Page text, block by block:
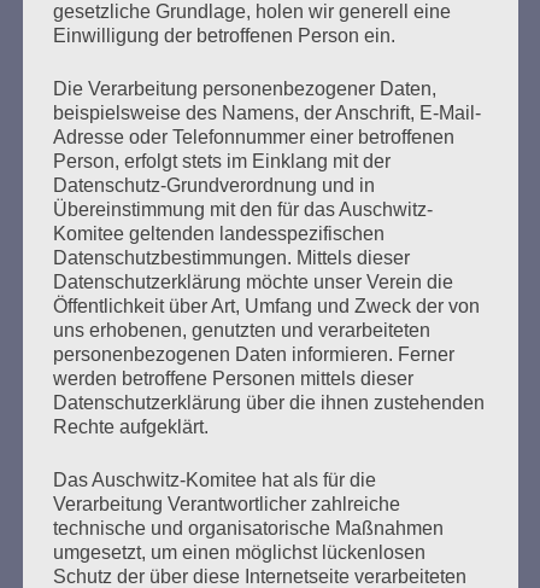
mehr ...
Seitennummerierung
der
Beiträge
Zurück 10
Das Haus brennt – und Sie sperren die Feuerwehr
aus.
Esther Bejarano - 25. November 2019
gesetzliche Grundlage, holen wir generell eine
Einwilligung der betroffenen Person ein.
Die Verarbeitung personenbezogener Daten,
beispielsweise des Namens, der Anschrift, E-Mail-
Adresse oder Telefonnummer einer betroffenen
Person, erfolgt stets im Einklang mit der
Datenschutz-Grundverordnung und in
Übereinstimmung mit den für das Auschwitz-
Komitee geltenden landesspezifischen
Datenschutzbestimmungen. Mittels dieser
Datenschutzerklärung möchte unser Verein die
Öffentlichkeit über Art, Umfang und Zweck der von
uns erhobenen, genutzten und verarbeiteten
personenbezogenen Daten informieren. Ferner
werden betroffene Personen mittels dieser
Datenschutzerklärung über die ihnen zustehenden
Rechte aufgeklärt.
Das Auschwitz-Komitee hat als für die
Verarbeitung Verantwortlicher zahlreiche
technische und organisatorische Maßnahmen
umgesetzt, um einen möglichst lückenlosen
Schutz der über diese Internetseite verarbeiteten